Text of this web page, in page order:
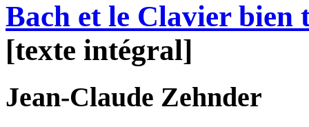
Bach et le Clavier bien
[texte intégral]
Jean-Claude Zehnder